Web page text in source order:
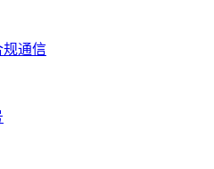
规通信